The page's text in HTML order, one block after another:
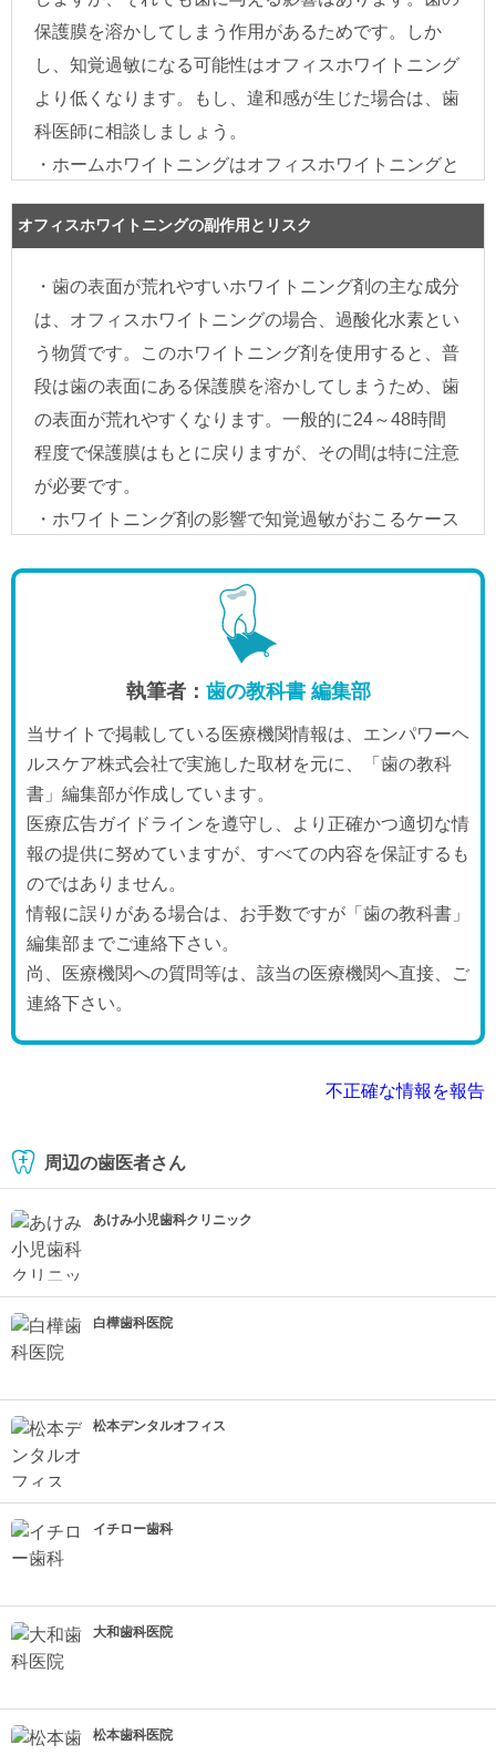
執筆者： 歯の教科書 編集部
当サイトで掲載している医療機関情報は、エンパワーヘ
ルスケア株式会社で実施した取材を元に、「歯の教科
書」編集部が作成しています。
医療広告ガイドラインを遵守し、より正確かつ適切な情
報の提供に努めていますが、すべての内容を保証するも
のではありません。
情報に誤りがある場合は、お手数ですが「歯の教科書」
編集部までご連絡下さい。
尚、医療機関への質問等は、該当の医療機関へ直接、ご
連絡下さい。
不正確な情報を報告
周辺の歯医者さん
あけみ小児歯科クリニック
白樺歯科医院
松本デンタルオフィス
イチロー歯科
大和歯科医院
松本歯科医院